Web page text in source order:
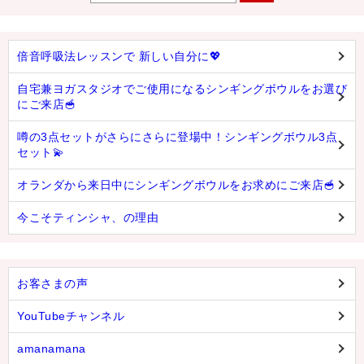
倍音呼吸法レッスンで 新しい自分に💖
自宅兼ヨガスタジオでご使用になるシンギングボウルをお選び
にご来店🥣
噂の3点セットがさらにさらに登場中！シンギングボウル3点
セット💫
オランダから来日中にシンギングボウルをお求めにご来店🥣
今こそティンシャ、の理由
お客さまの声
YouTubeチャンネル
amanamana